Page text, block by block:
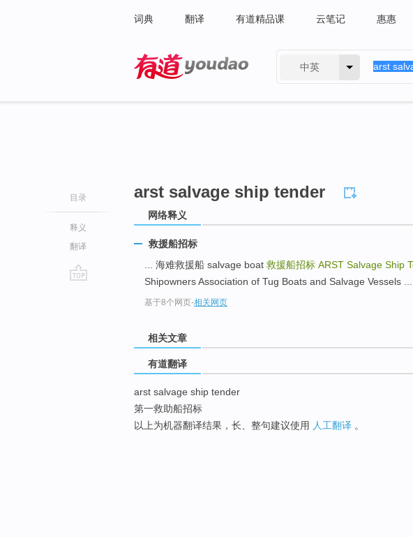
词典 翻译 有道精品课 云笔记 惠惠
中英
目录
释义
翻译
arst salvage ship tender
网络释义
救援船招标
... 海难救援船 salvage boat 救援船招标 ARST Salvage Ship
Shipowners Association of Tug Boats and Salvage Vessels ...
基于8个网页-相关网页
相关文章
有道翻译
arst salvage ship tender
第一救助船招标
以上为机器翻译结果，长、整句建议使用 人工翻译 。